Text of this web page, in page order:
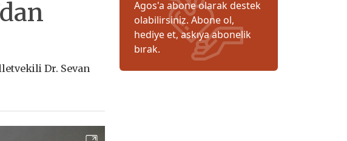
Dr. Sevan
Agos'a abone olarak destek
olabilirsiniz. Abone ol,
hediye et, askıya abonelik
bırak.